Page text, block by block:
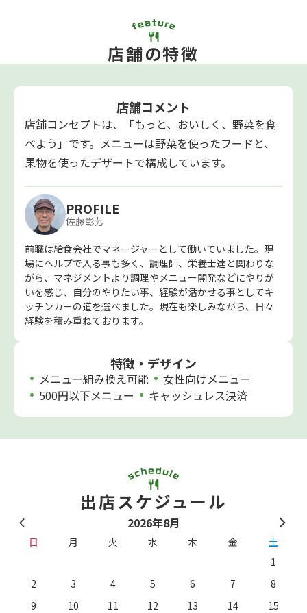
店舗の特徴
店舗コメント
店舗コンセプトは、「もっと、おいしく、野菜を食
べよう」です。メニューは野菜を使ったフードと、
果物を使ったデザートで構成しています。
PROFILE
佐藤彰芳
前職は給食会社でマネージャーとして働いていました。現
場にヘルプで入る事も多く、調理師、栄養士達と関わりな
がら、マネジメントより調理やメニュー開発などにやりが
いを感じ、自分のやりたい事、経験が活かせる事としてキ
ッチンカーの道を選べました。現在も楽しみながら、日々
経験を積み重ねております。
特徴・デザイン
メニュー組み換え可能
女性向けメニュー
500円以下メニュー
キャッシュレス決済
出店スケジュール
2026年8月
日 月 火 水 木 金
土
1
2
3 4 5 6 7
8
9
10 11 12 13 14
15